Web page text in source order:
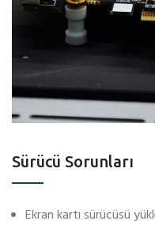
Sürücü Sorunları
Ekran kartı sürücüsü